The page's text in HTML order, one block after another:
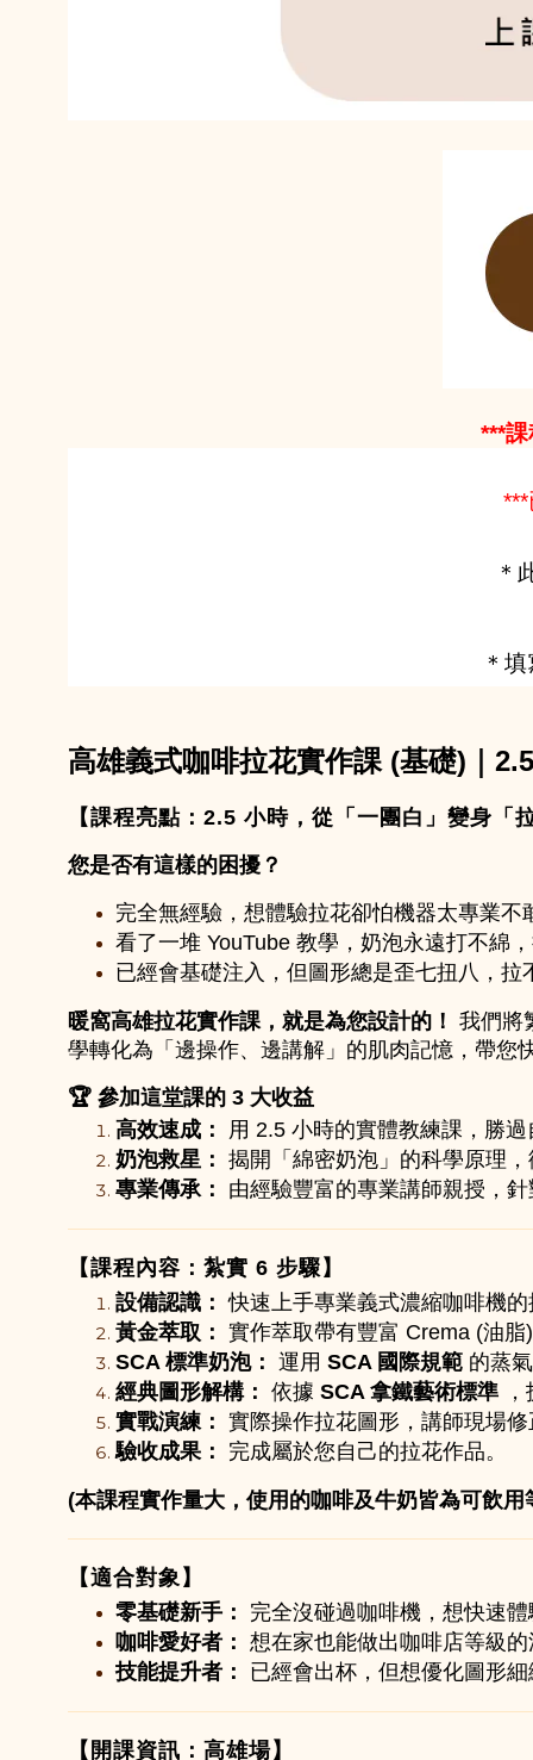
***
＊
＊
高雄義式咖啡拉花實作課 (基礎)｜
【課程亮點：2.5 小時，從「一團白」變身「
您是否有這樣的困擾？
完全無經驗，想體驗拉花卻怕機器太專業不
看了一堆 YouTube 教學，奶泡永遠打不綿
已經會基礎注入，但圖形總是歪七扭八，拉
暖窩高雄拉花實作課，就是為您設計的！ 我們將
學轉化為「邊操作、邊講解」的肌肉記憶，帶您
🏆 參加這堂課的 3 大收益
高效速成：
用 2.5 小時的實體教練課，勝
奶泡救星： 揭開「綿密奶泡」的科學原理
專業傳承：
由經驗豐富的專業講師親授，
【課程內容：紮實 6 步驟】
設備認識：快速上手專業義式濃縮咖啡機
黃金萃取： 實作萃取帶有豐富 Crema (油
SCA 標準奶泡： 運用 SCA 國際規範 的蒸
經典圖形解構： 依據 SCA 拿鐵藝術標準
實戰演練： 實際操作拉花圖形，講師現場
驗收成果： 完成屬於您自己的拉花作品。
(本課程實作量大，使用的咖啡及牛奶皆為可飲
【適合對象】
零基礎新手：
完全沒碰過咖啡機，想快速
咖啡愛好者： 想在家也能做出咖啡店等級
技能提升者：
已經會出杯，但想優化圖形
【開課資訊：高雄場】